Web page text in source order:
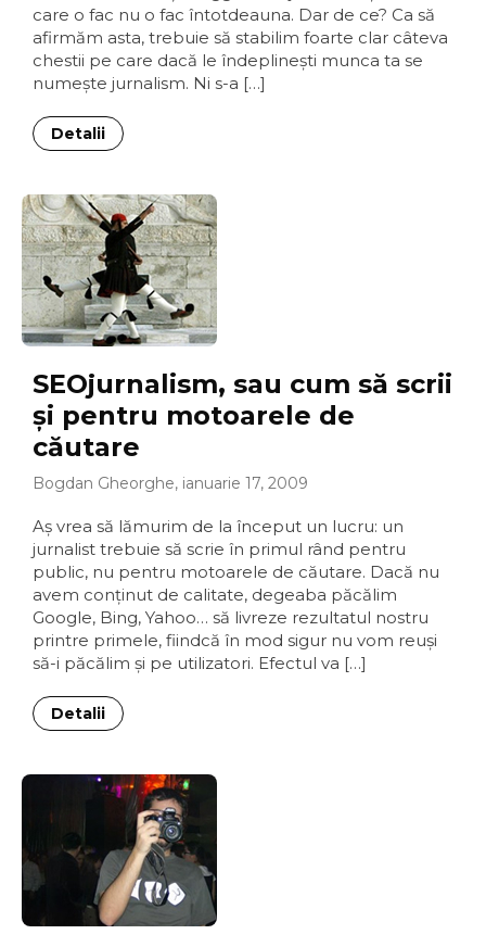
care o fac nu o fac întotdeauna. Dar de ce? Ca să
afirmăm asta, trebuie să stabilim foarte clar câteva
chestii pe care dacă le îndeplineşti munca ta se
numeşte jurnalism. Ni s-a […]
Detalii
SEOjurnalism, sau cum să scrii
şi pentru motoarele de
căutare
Bogdan Gheorghe, ianuarie 17, 2009
Aş vrea să lămurim de la început un lucru: un
jurnalist trebuie să scrie în primul rând pentru
public, nu pentru motoarele de căutare. Dacă nu
avem conţinut de calitate, degeaba păcălim
Google, Bing, Yahoo… să livreze rezultatul nostru
printre primele, fiindcă în mod sigur nu vom reuşi
să-i păcălim şi pe utilizatori. Efectul va […]
Detalii